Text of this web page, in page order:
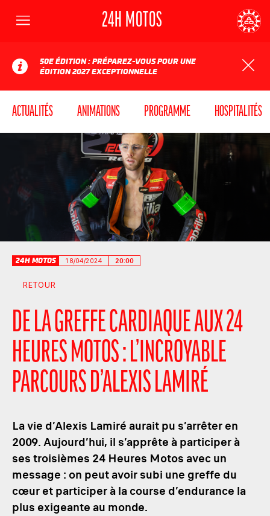
50E ÉDITION : PRÉPAREZ-VOUS POUR UNE
ÉDITION 2027 EXCEPTIONNELLE
ACTUALITÉS ANIMATIONS PROGRAMME HOSPITALITÉS
Menu 24H MOTOS
AUTOMOBILE CLUB DE L'OUEST 24
24H MOTOS 18/04/2024 20:00
RETOUR
DE LA GREFFE CARDIAQUE AUX 24
HEURES MOTOS : L’INCROYABLE
PARCOURS D’ALEXIS LAMIRÉ
La vie d’Alexis Lamiré aurait pu s’arrêter en
2009. Aujourd’hui, il s’apprête à participer à
ses troisièmes 24 Heures Motos avec un
message : on peut avoir subi une greffe du
cœur et participer à la course d’endurance la
plus exigeante au monde.